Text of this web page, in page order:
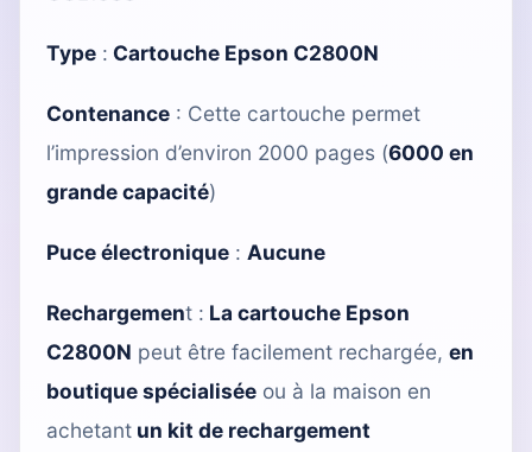
Type : Cartouche Epson C2800N
Contenance : Cette cartouche permet
l’impression d’environ 2000 pages (6000 en
grande capacité)
Puce électronique : Aucune
Rechargement : La cartouche Epson
C2800N peut être facilement rechargée, en
boutique spécialisée ou à la maison en
achetant un kit de rechargement